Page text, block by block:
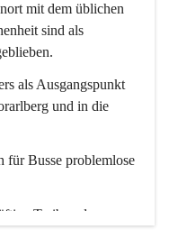
mit dem üblichen
sind als
als Ausgangspunkt
und in die
für Busse problemlose
Treiben der